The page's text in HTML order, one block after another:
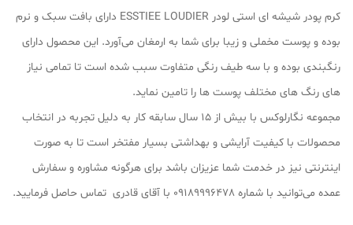
کرم پودر شیشه ای استی لودر ESSTIEE LOUDIER دارای بافت سبک و نرم
بوده و پوست مخملی و زیبا برای شما به ارمغان می‌آورد. این محصول دارای
رنگبندی بوده و با سه طیف رنگی متفاوت سبب شده است تا تمامی نیاز
های رنگ های مختلف پوست ها را تامین نماید.
مجموعه نگارلوکس با بیش از ۱۵ سال سابقه کار به دلیل تجربه در انتخاب
محصولات با کیفیت آرایشی و بهداشتی بسیار مفتخر است تا به صورت
اینترنتی نیز در خدمت شما عزیزان باشد برای هرگونه مشاوره و سفارش
عمده می‌توانید با شماره 09189996478 با آقای قادری تماس حاصل فرمایید.